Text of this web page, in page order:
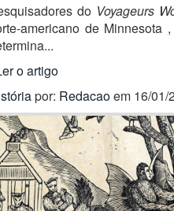
do Voyageurs
americano de Minnesota
o artigo
por: Redacaoem 16/01/